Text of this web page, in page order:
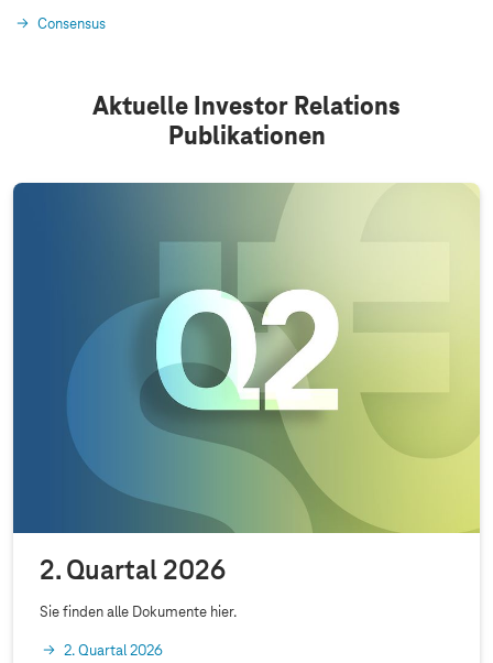
Consensus
Aktuelle Investor Relations
Publikationen
2. Quartal 2026
Sie finden alle Dokumente hier.
2. Quartal 2026